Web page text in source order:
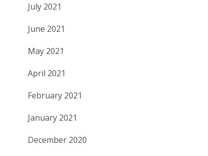
July 2021
June 2021
May 2021
April 2021
February 2021
January 2021
December 2020